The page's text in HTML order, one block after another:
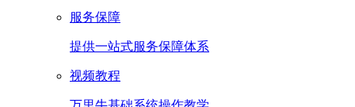
服务保障
提供一站式服务保障体系
视频教程